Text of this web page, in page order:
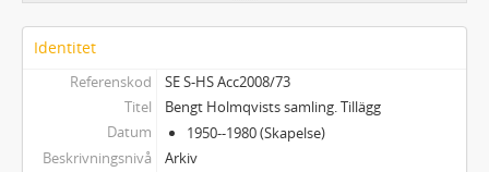
Identitet
Referenskod
SE S-HS Acc2008/73
Titel
Bengt Holmqvists samling. Tillägg
Datum
1950--1980 (Skapelse)
Beskrivningsnivå
Arkiv